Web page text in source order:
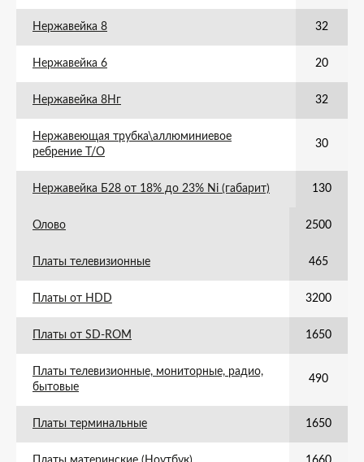
Нержавейка 8 32
Нержавейка 6 20
Нержавейка 8Нг 32
Нержавеющая трубка\аллюминиевое
ребрение Т/О
30
Нержавейка Б28 от 18% до 23% Ni (габарит) 130
Олово 2500
Платы телевизионные 465
Платы от HDD 3200
Платы от SD-ROM 1650
Платы телевизионные, мониторные, радио,
бытовые
490
Платы терминальные 1650